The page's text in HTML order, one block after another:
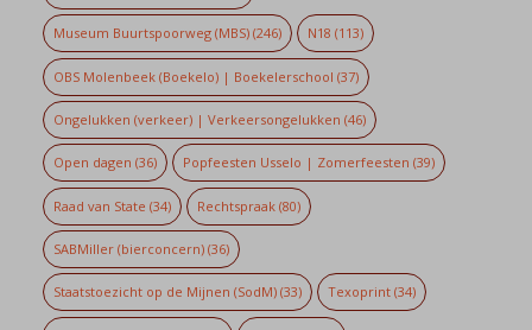
Museum Buurtspoorweg (MBS)(246) N18 (113)
OBS Molenbeek (Boekelo) | Boekelerschool (37)
Ongelukken (verkeer) | Verkeersongelukken (46)
Open dagen (36) Popfeesten Usselo | Zomerfeesten (39)
Raad van State (34) Rechtspraak (80)
SABMiller (bierconcern)(36)
Staatstoezicht op de Mijnen (SodM)(33) Texoprint (34)